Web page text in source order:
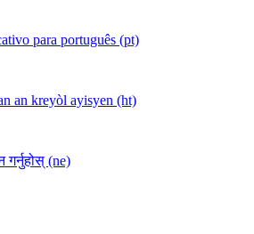
para português (pt)
an kreyòl ayisyen (ht)
गर्नुहोस् (ne)